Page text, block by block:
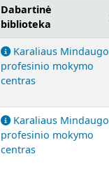
Dabartinė
biblioteka
Karaliaus Mindaugo
profesinio mokymo
centras
Karaliaus Mindaugo
profesinio mokymo
centras